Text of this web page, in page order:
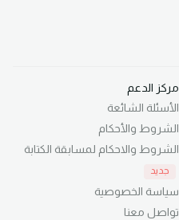
مركز الدعم
الأسئلة الشائعة
الشروط والأحكام
الشروط والاحكام لمسابقة الكتابة
جديد
سياسة الخصوصية
تواصل معنا